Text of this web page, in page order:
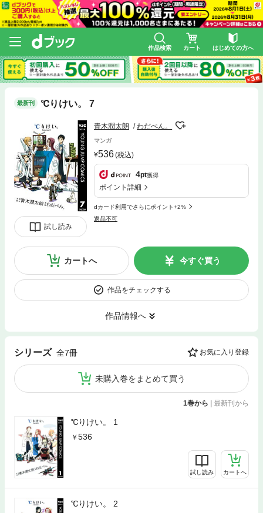
作品検索 カート はじめての方へ
最新刊 ℃りけい。 7
試し読み
青木潤太朗 わだぺん。
マンガ
536(税込)
4pt獲得
ポイント詳細
dカード利用でさらにポイント+2%
返品不可
カートへ 今すぐ買う
作品をチェックする
作品情報へ
シリーズ 全7冊 お気に入り登録
未購入巻をまとめて買う
1巻から 最新刊から
℃りけい。 1
536
試し読み カートへ
℃りけい。 2